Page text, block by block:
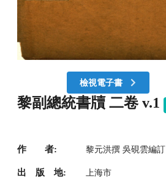
檢視電子書
黎副總統書牘 二卷 v.1
作 者: 黎元洪撰 吳硯雲編訂
出 版 地: 上海市